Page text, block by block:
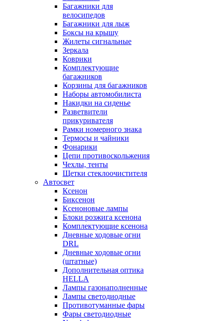
Багажники для
велосипедов
Багажники для лыж
Боксы на крышу
Жилеты сигнальные
Зеркала
Коврики
Комплектующие
багажников
Корзины для багажников
Наборы автомобилиста
Накидки на сиденье
Разветвители
прикуривателя
Рамки номерного знака
Термосы и чайники
Фонарики
Цепи противоскольжения
Чехлы, тенты
Щетки стеклоочистителя
Автосвет
Ксенон
Биксенон
Ксеноновые лампы
Блоки розжига ксенона
Комплектующие ксенона
Дневные ходовые огни
DRL
Дневные ходовые огни
(штатные)
Дополнительная оптика
HELLA
Лампы газонаполненные
Лампы светодиодные
Противотуманные фары
Фары светодиодные